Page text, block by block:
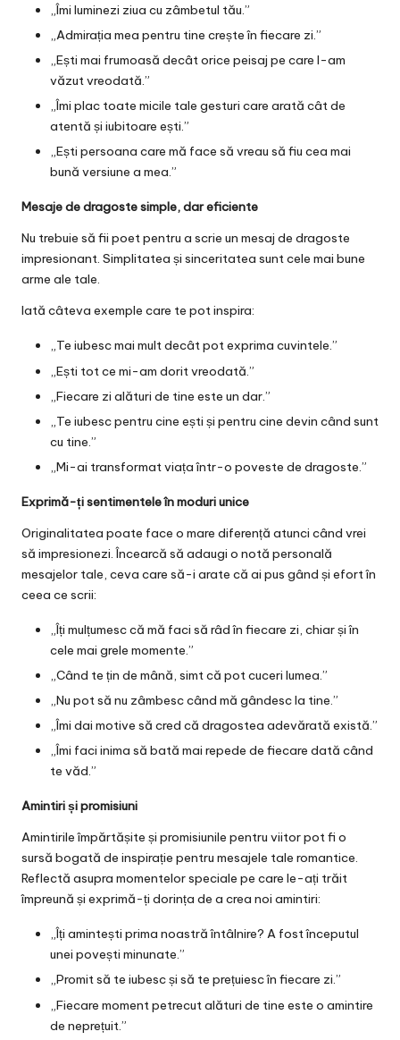
„Îmi luminezi ziua cu zâmbetul tău.”
„Admirația mea pentru tine crește în fiecare zi.”
„Ești mai frumoasă decât orice peisaj pe care l-am
văzut vreodată.”
„Îmi plac toate micile tale gesturi care arată cât de
atentă și iubitoare ești.”
„Ești persoana care mă face să vreau să fiu cea mai
bună versiune a mea.”
Mesaje de dragoste simple, dar eficiente
Nu trebuie să fii poet pentru a scrie un mesaj de dragoste
impresionant. Simplitatea și sinceritatea sunt cele mai bune
arme ale tale.
Iată câteva exemple care te pot inspira:
„Te iubesc mai mult decât pot exprima cuvintele.”
„Ești tot ce mi-am dorit vreodată.”
„Fiecare zi alături de tine este un dar.”
„Te iubesc pentru cine ești și pentru cine devin când sunt
cu tine.”
„Mi-ai transformat viața într-o poveste de dragoste.”
Exprimă-ți sentimentele în moduri unice
Originalitatea poate face o mare diferență atunci când vrei
să impresionezi. Încearcă să adaugi o notă personală
mesajelor tale, ceva care să-i arate că ai pus gând și efort în
ceea ce scrii:
„Îți mulțumesc că mă faci să râd în fiecare zi, chiar și în
cele mai grele momente.”
„Când te țin de mână, simt că pot cuceri lumea.”
„Nu pot să nu zâmbesc când mă gândesc la tine.”
„Îmi dai motive să cred că dragostea adevărată există.”
„Îmi faci inima să bată mai repede de fiecare dată când
te văd.”
Amintiri și promisiuni
Amintirile împărtășite și promisiunile pentru viitor pot fi o
sursă bogată de inspirație pentru mesajele tale romantice.
Reflectă asupra momentelor speciale pe care le-ați trăit
împreună și exprimă-ți dorința de a crea noi amintiri:
„Îți amintești prima noastră întâlnire? A fost începutul
unei povești minunate.”
„Promit să te iubesc și să te prețuiesc în fiecare zi.”
„Fiecare moment petrecut alături de tine este o amintire
de neprețuit.”